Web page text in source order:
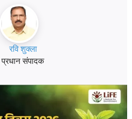
रवि शुक्ला
प्रधान संपादक